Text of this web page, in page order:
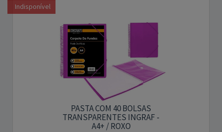
Indisponível
PASTA COM 40 BOLSAS
TRANSPARENTES INGRAF -
A4+ / ROXO